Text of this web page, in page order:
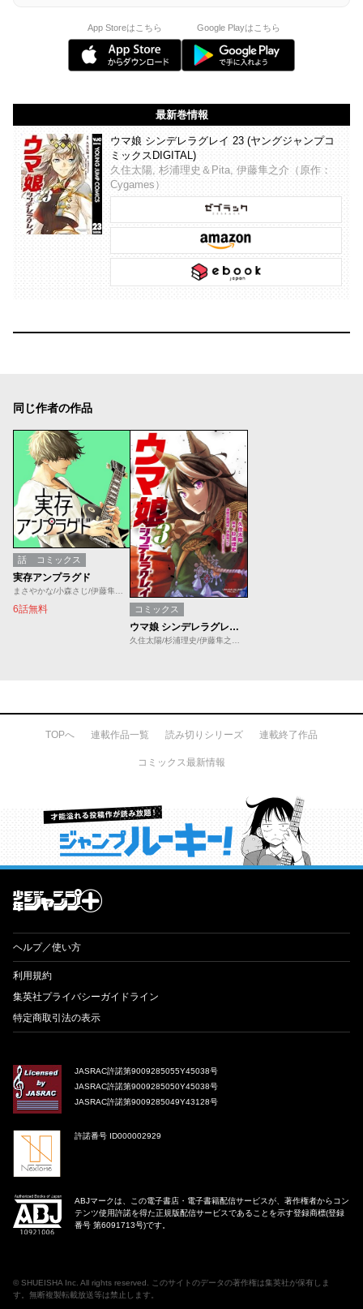
App Storeはこちら Google Playはこちら
最新巻情報
ウマ娘 シンデレラグレイ 23 (ヤングジャンプコ
ミックスDIGITAL)
久住太陽, 杉浦理史＆Pita, 伊藤隼之介（原作：
Cygames）
同じ作者の作品
話 コミックス
実存アンプラグド
6話無料 コミックス
ウマ娘 シンデレラグレイ【期間限定無料】
TOPへ 連載作品一覧 読み切りシリーズ 連載終了作品
コミックス最新情報
才能溢れる投稿作が読み放題！ ジャンプルーキー！
ヘルプ／使い方
利用規約
集英社プライバシーガイドライン
特定商取引法の表示
JASRAC許諾第9009285055Y45038号
JASRAC許諾第9009285050Y45038号
JASRAC許諾第9009285049Y43128号
許諾番号 ID000002929
ABJマークは、この電子書店・電子書籍配信サービスが、著作権者からコン
テンツ使用許諾を得た正規版配信サービスであることを示す登録商標(登録
番号 第6091713号)です。
© SHUEISHA Inc . All rights reserved. このサイトのデータの著作権は集英社が保有しま
す。無断複製転載放送等は禁止します。